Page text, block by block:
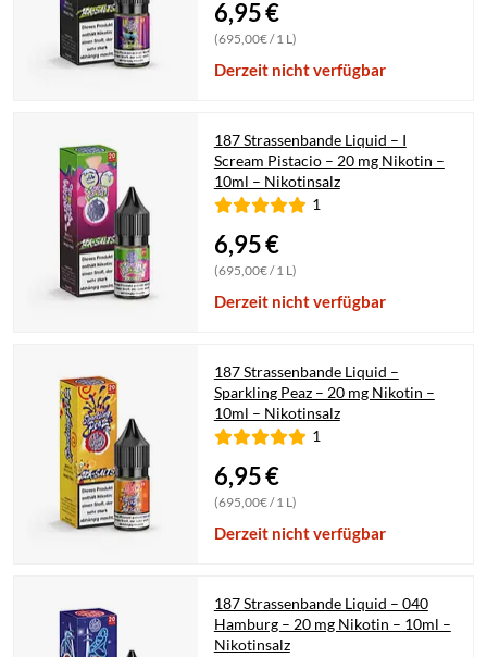
6,95€
(695,00€ / 1 L)
Derzeit nicht verfügbar
187 Strassenbande Liquid – I
Scream Pistacio – 20 mg Nikotin –
10ml – Nikotinsalz
1
6,95€
(695,00€ / 1 L)
Derzeit nicht verfügbar
187 Strassenbande Liquid –
Sparkling Peaz – 20 mg Nikotin –
10ml – Nikotinsalz
1
6,95€
(695,00€ / 1 L)
Derzeit nicht verfügbar
187 Strassenbande Liquid – 040
Hamburg – 20 mg Nikotin – 10ml –
Nikotinsalz